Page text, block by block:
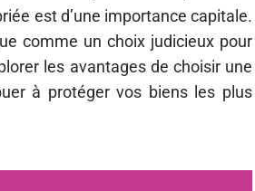
est d’une importance capitale.
comme un choix judicieux pour
les avantages de choisir une
à protéger vos biens les plus